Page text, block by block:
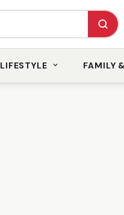
LIFESTYLE FAMILY